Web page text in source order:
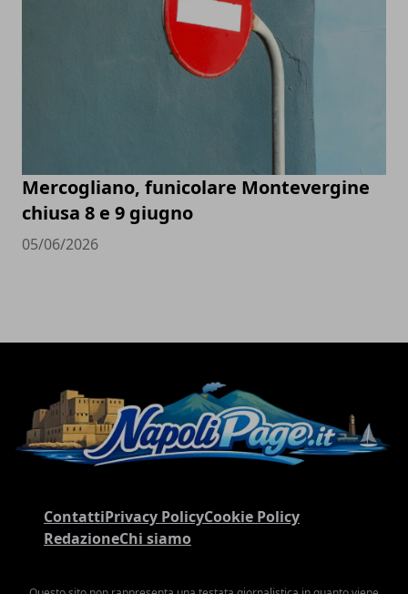
Mercogliano, funicolare Montevergine
chiusa 8 e 9 giugno
05/06/2026
ContattiPrivacy PolicyCookie Policy
RedazioneChi siamo